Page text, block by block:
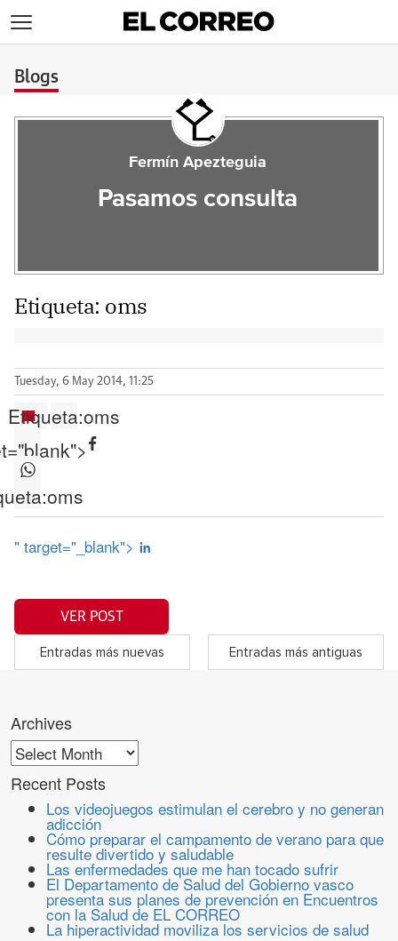
Blogs
Fermín Apezteguia
Pasamos consulta
Etiqueta: oms
Tuesday, 6 May 2014, 11:25
Etiqueta:oms
oms
" target="_blank">
VER POST
Entradas más nuevas Entradas más antiguas
Archives
Archives
Recent Posts
Los videojuegos estimulan el cerebro y no generan
adicción
Cómo preparar el campamento de verano para que
resulte divertido y saludable
Las enfermedades que me han tocado sufrir
El Departamento de Salud del Gobierno vasco
presenta sus planes de prevención en Encuentros
con la Salud de EL CORREO
La hiperactividad moviliza los servicios de salud